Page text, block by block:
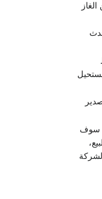
الغاز
مستحيل
سوف